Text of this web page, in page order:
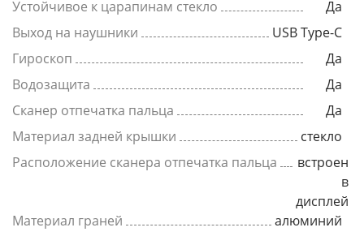
Устойчивое к царапинам стекло
Да
Выход на наушники
USB Type-C
Гироскоп
Да
Водозащита
Да
Сканер отпечатка пальца
Да
Материал задней крышки
стекло
Расположение сканера отпечатка пальца
встроен
в
дисплей
Материал граней
алюминий